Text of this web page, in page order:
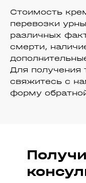
Стоимость
перевозки
различных
смерти,
Для получения
свяжитесь с
форму